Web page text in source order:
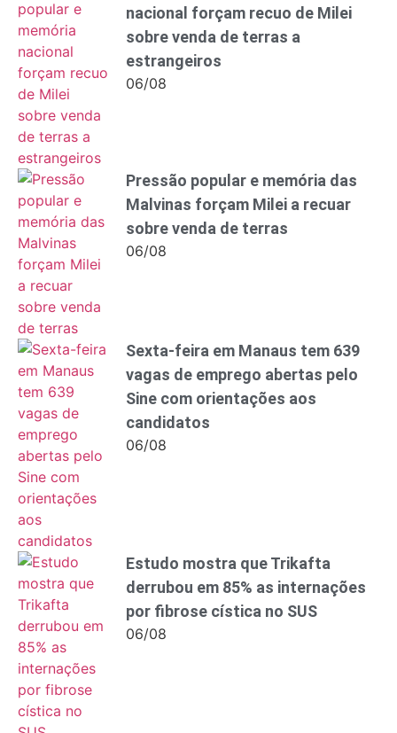
nacional forçam recuo de Milei
sobre venda de terras a
estrangeiros
06/08
Pressão popular e memória das
Malvinas forçam Milei a recuar
sobre venda de terras
06/08
Sexta-feira em Manaus tem 639
vagas de emprego abertas pelo
Sine com orientações aos
candidatos
06/08
Estudo mostra que Trikafta
derrubou em 85% as internações
por fibrose cística no SUS
06/08